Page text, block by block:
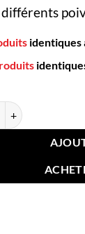
identiques
2 Petits Moulins